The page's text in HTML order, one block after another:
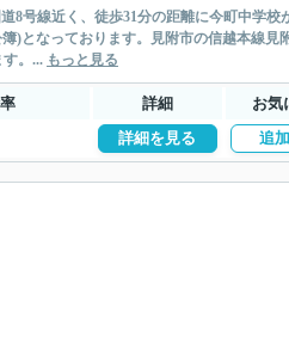
8号線近く、徒歩31分の距離に今町中学校
)となっております。見附市の信越本線見
。... もっと見る
詳細 お気
詳細を見る 追